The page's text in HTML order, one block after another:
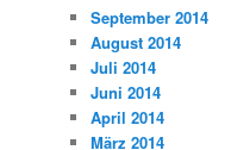
September 2014
August 2014
Juli 2014
Juni 2014
April 2014
März 2014